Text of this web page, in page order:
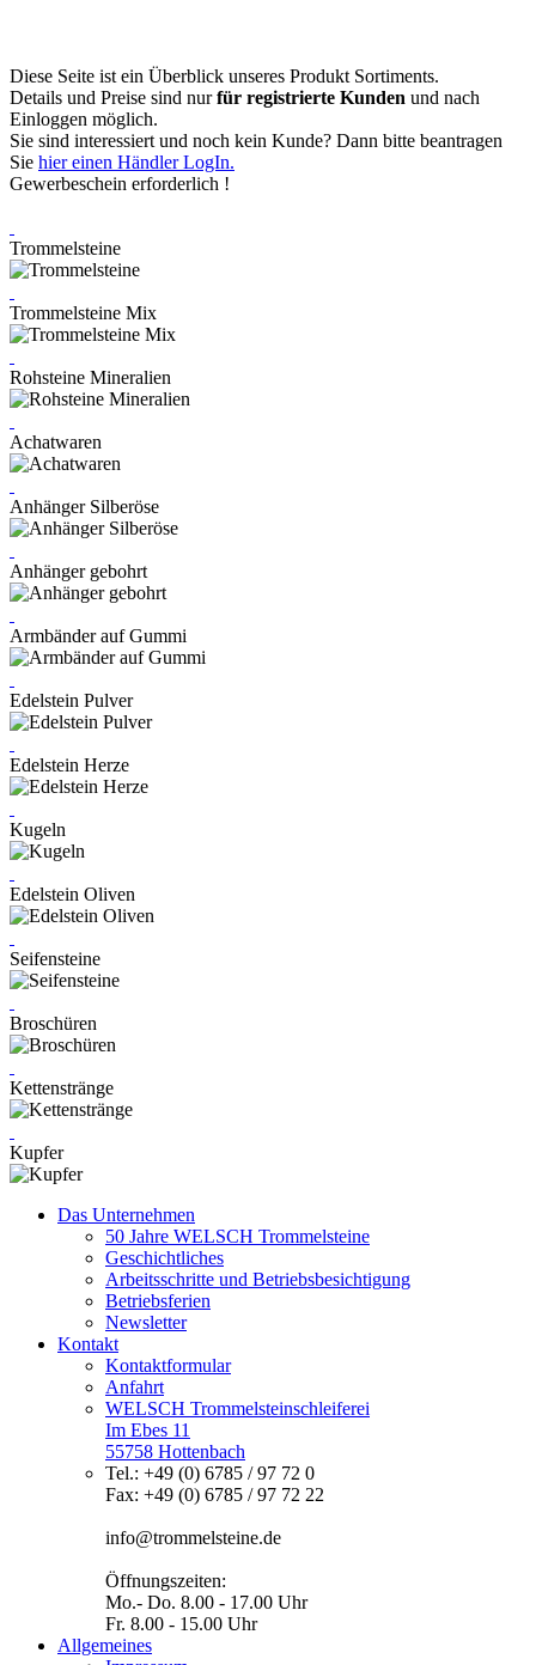
Diese Seite ist ein Überblick unseres Produkt Sortiments.
Details und Preise sind nurfür registrierte Kunden und nach
Einloggen möglich.
Sie sind interessiert und noch kein Kunde? Dann bitte beantragen
Sie hier einen Händler LogIn.
Gewerbeschein erforderlich !
Trommelsteine
Trommelsteine Mix
Rohsteine Mineralien
Achatwaren
Anhänger Silberöse
Anhänger gebohrt
Armbänder auf Gummi
Edelstein Pulver
Edelstein Herze
Kugeln
Edelstein Oliven
Seifensteine
Broschüren
Kettenstränge
Kupfer
Das Unternehmen
50 Jahre WELSCH Trommelsteine
Geschichtliches
Arbeitsschritte und Betriebsbesichtigung
Betriebsferien
Newsletter
Kontakt
Kontaktformular
Anfahrt
WELSCH Trommelsteinschleiferei
Im Ebes 11
55758 Hottenbach
Tel.: +49 (0) 6785 / 97 72 0
Fax: +49 (0) 6785 / 97 72 22
info@trommelsteine.de
Öffnungszeiten:
Mo.- Do. 8.00 - 17.00 Uhr
Fr. 8.00 - 15.00 Uhr
Allgemeines